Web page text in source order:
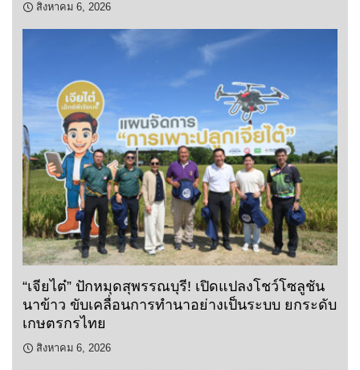
สิงหาคม 6, 2026
“เจียไต๋” ปักหมุดสุพรรณบุรี! เปิดแปลงโชว์โซลูชัน
นาข้าว ขับเคลื่อนการทำนาอย่างเป็นระบบ ยกระดับ
เกษตรกรไทย
สิงหาคม 6, 2026